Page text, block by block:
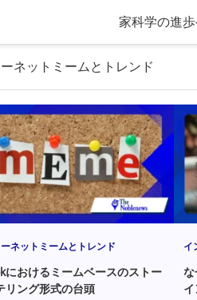
家科学の進歩
ネットミームとトレンド
ネットミームとトレンド
におけるミームベースのストー
リング形式の台頭
イ
な